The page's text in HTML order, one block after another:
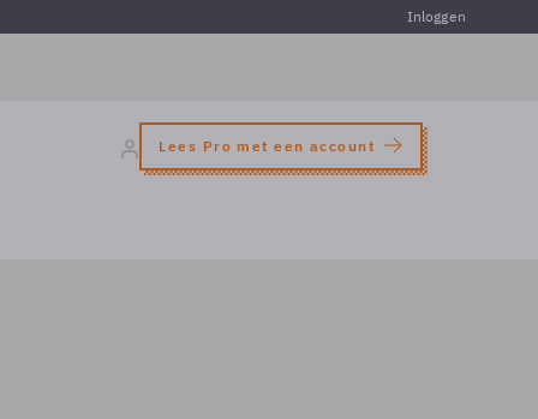
Inloggen
Lees Pro met een account